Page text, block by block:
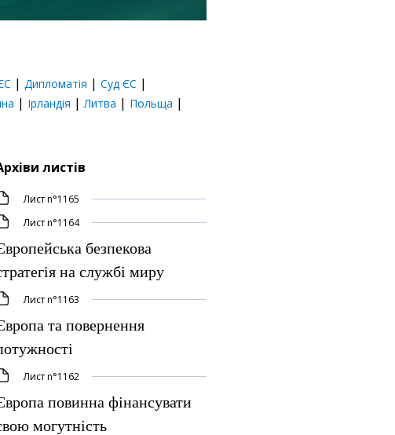
| Дипломатія | Суд ЄС |
| Ірландія |Литва | Польща |
листів
Листn°1165
Листn°1164
безпекова
на службі миру
Листn°1163
та повернення
Листn°1162
повинна фінансувати
могутність